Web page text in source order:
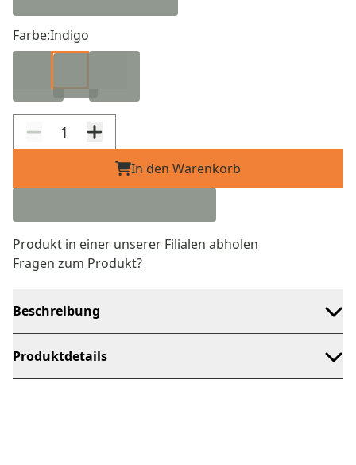
Farbe:Indigo
In den Warenkorb
Produkt in einer unserer Filialen abholen
Fragen zum Produkt?
Beschreibung
Produktdetails